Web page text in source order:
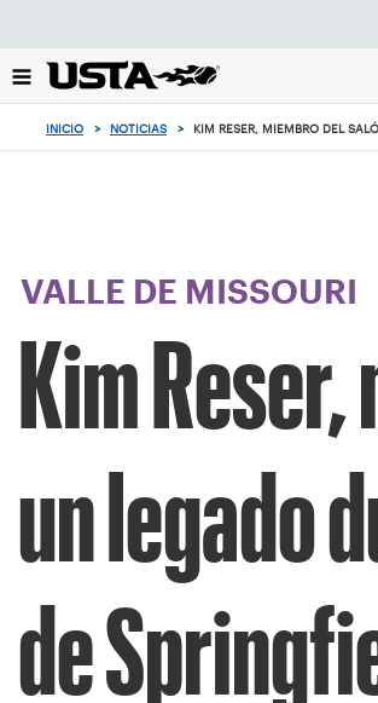
el
botón
INICIO > NOTICIAS > KIM RESER, MIEMBRO DEL
VALLE DE MISSOURI
Kim
un legado
de